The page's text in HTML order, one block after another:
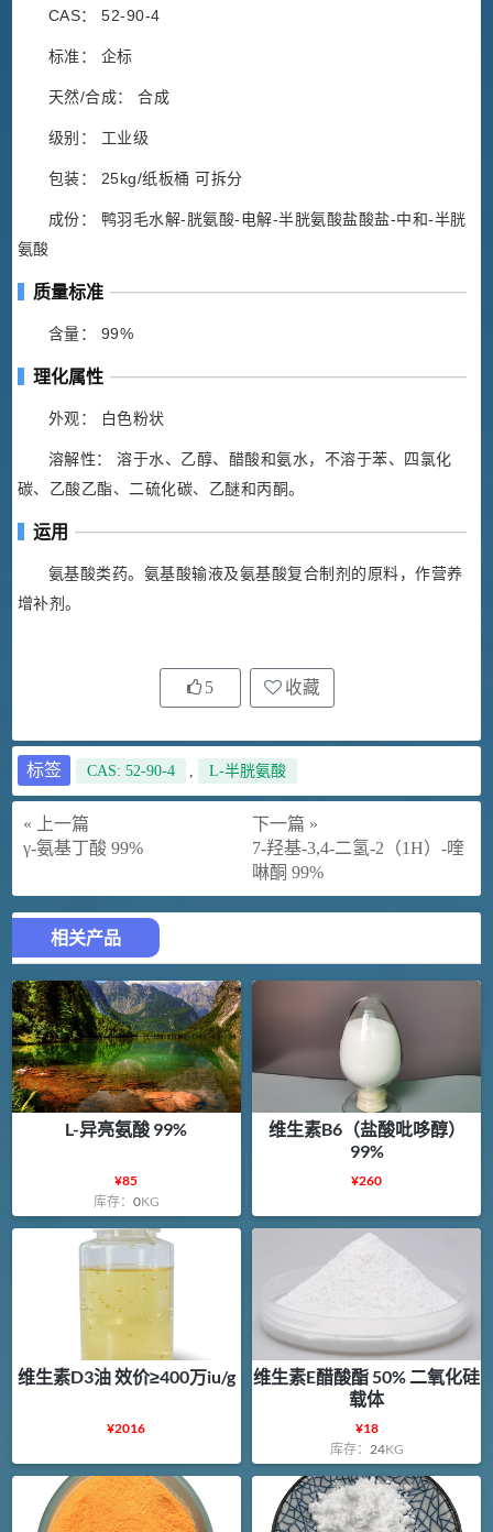
CAS： 52-90-4
标准： 企标
天然/合成： 合成
级别： 工业级
包装： 25kg/纸板桶 可拆分
成份： 鸭羽毛水解-胱氨酸-电解-半胱氨酸盐酸盐-中和-半胱
氨酸
质量标准
含量： 99%
理化属性
外观： 白色粉状
溶解性： 溶于水、乙醇、醋酸和氨水，不溶于苯、四氯化
碳、乙酸乙酯、二硫化碳、乙醚和丙酮。
运用
氨基酸类药。氨基酸输液及氨基酸复合制剂的原料，作营养
增补剂。
5 收藏
标签 CAS: 52-90-4 , L-半胱氨酸
« 上一篇
γ-氨基丁酸 99%
下一篇 »
7-羟基-3,4-二氢-2（1H）-喹
啉酮 99%
相关产品
L-异亮氨酸 99%
¥85
库存： 0KG
维生素B6（盐酸吡哆醇）
99%
¥260
维生素D3油 效价≥400万iu/g
¥2016
维生素E醋酸酯 50% 二氧化硅
载体
¥18
库存： 24KG